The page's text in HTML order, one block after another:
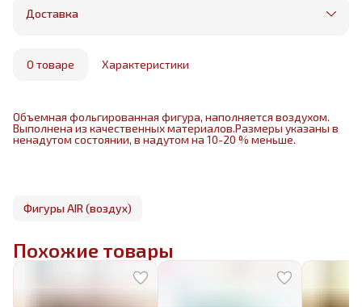
Бесплатная доставка в пределах КАД
маркетплейса
Доставка
О товаре Характеристики
Объемная фольгированная фигура, наполняется воздухом.
Выполнена из качественных материалов.Размеры указаны в
ненадутом состоянии, в надутом на 10-20 % меньше.
Фигуры AIR (воздух)
Похожие товары